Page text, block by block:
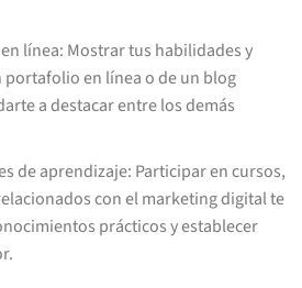
línea: Mostrar tus habilidades y
portafolio en línea o de un blog
a destacar entre los demás
de aprendizaje: Participar en cursos,
con el marketing digital te
prácticos y establecer